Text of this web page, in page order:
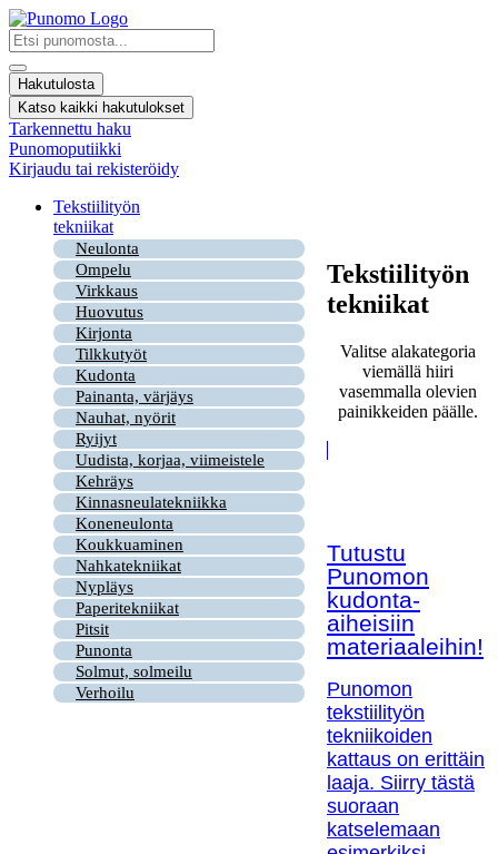
Mene
sisältöön
Search
...
Hakutulosta
Katso kaikki hakutulokset
Tarkennettu haku
Punomoputiikki
Kirjaudu tai rekisteröidy
Tekstiilityön
tekniikat
Neulonta
Ompelu
Virkkaus
Huovutus
Kirjonta
Tilkkutyöt
Kudonta
Painanta, värjäys
Nauhat, nyörit
Ryijyt
Uudista, korjaa, viimeistele
Kehräys
Kinnasneulatekniikka
Koneneulonta
Koukkuaminen
Nahkatekniikat
Nypläys
Paperitekniikat
Pitsit
Punonta
Solmut, solmeilu
Verhoilu
Tekstiilityön
tekniikat
Valitse alakategoria
viemällä hiiri
vasemmalla olevien
painikkeiden päälle.
Tutustu
Punomon
kudonta-
aiheisiin
materiaaleihin!
Punomon
tekstiilityön
tekniikoiden
kattaus on erittäin
laaja. Siirry tästä
suoraan
katselemaan